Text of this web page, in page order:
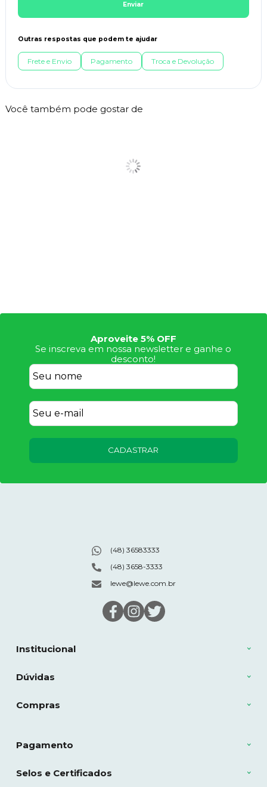
Enviar
Outras respostas que podem te ajudar
Frete e Envio Pagamento Troca e Devolução
Você também pode gostar de
Aproveite 5% OFF
Se inscreva em nossa newsletter e ganhe o
desconto!
CADASTRAR
Institucional
Dúvidas
Compras
(48) 36583333
(48) 3658-3333
lewe@lewe.com.br
Pagamento
Selos e Certificados